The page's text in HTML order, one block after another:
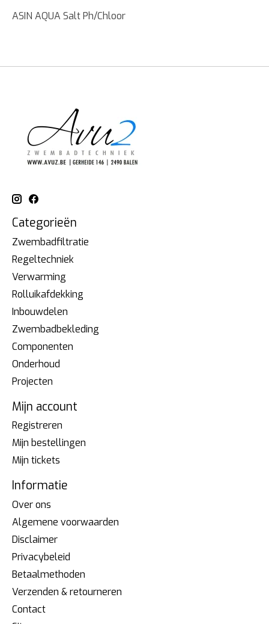
ASIN AQUA Salt Ph/Chloor
Categorieën
Zwembadfiltratie
Regeltechniek
Verwarming
Rolluikafdekking
Inbouwdelen
Zwembadbekleding
Componenten
Onderhoud
Projecten
Mijn account
Registreren
Mijn bestellingen
Mijn tickets
Informatie
Over ons
Algemene voorwaarden
Disclaimer
Privacybeleid
Betaalmethoden
Verzenden & retourneren
Contact